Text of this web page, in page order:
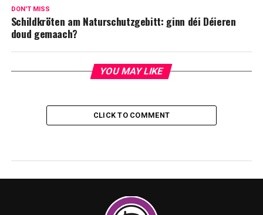
DON'T MISS
Schildkröten am Naturschutzgebitt: ginn déi Déieren
doud gemaach?
YOU MAY LIKE
CLICK TO COMMENT